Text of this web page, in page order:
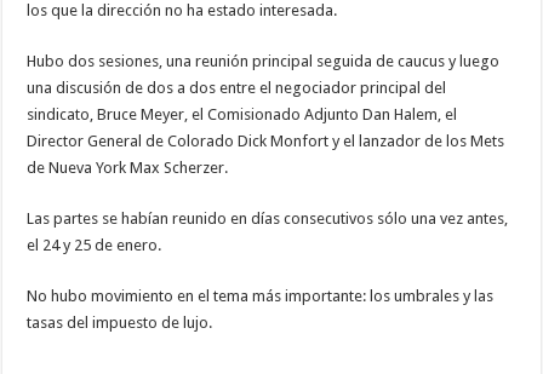
los que la dirección no ha estado interesada.
Hubo dos sesiones, una reunión principal seguida de caucus y luego
una discusión de dos a dos entre el negociador principal del
sindicato, Bruce Meyer, el Comisionado Adjunto Dan Halem, el
Director General de Colorado Dick Monfort y el lanzador de los Mets
de Nueva York Max Scherzer.
Las partes se habían reunido en días consecutivos sólo una vez antes,
el 24 y 25 de enero.
No hubo movimiento en el tema más importante: los umbrales y las
tasas del impuesto de lujo.